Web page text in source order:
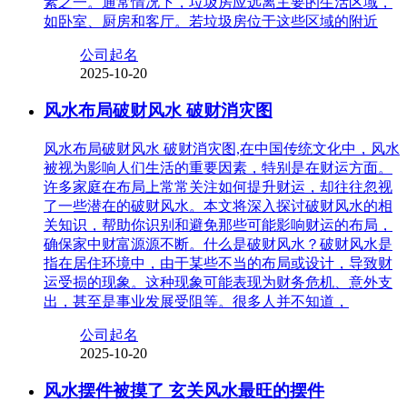
如卧室、厨房和客厅。若垃圾房位于这些区域的附近
公司起名
2025-10-20
风水布局破财风水 破财消灾图
风水布局破财风水 破财消灾图,在中国传统文化中，风水
被视为影响人们生活的重要因素，特别是在财运方面。
许多家庭在布局上常常关注如何提升财运，却往往忽视
了一些潜在的破财风水。本文将深入探讨破财风水的相
关知识，帮助你识别和避免那些可能影响财运的布局，
确保家中财富源源不断。什么是破财风水？破财风水是
指在居住环境中，由于某些不当的布局或设计，导致财
运受损的现象。这种现象可能表现为财务危机、意外支
出，甚至是事业发展受阻等。很多人并不知道，
公司起名
2025-10-20
风水摆件被摸了 玄关风水最旺的摆件